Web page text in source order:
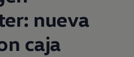
nueva
caja